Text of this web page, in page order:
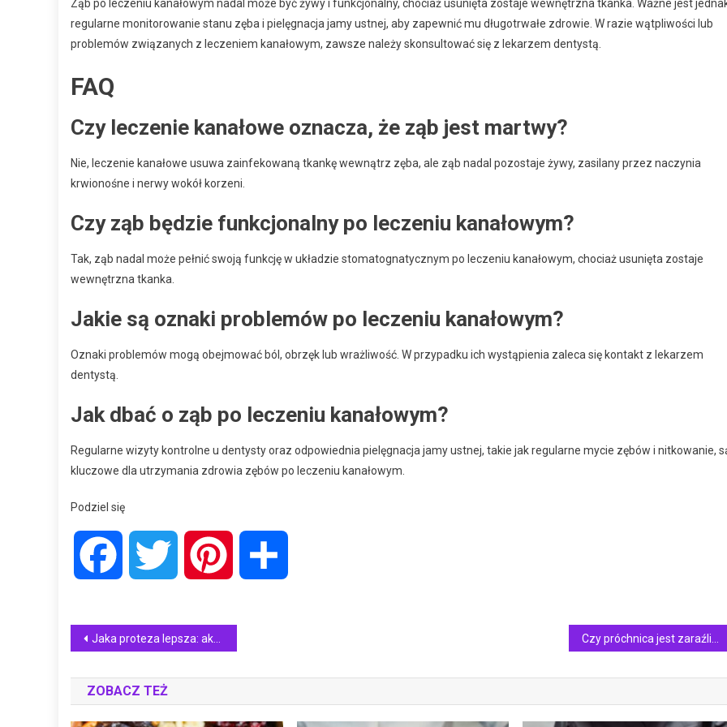
Ząb po leczeniu kanałowym nadal może być żywy i funkcjonalny, chociaż usunięta zostaje wewnętrzna tkanka. Ważne jest
regularne monitorowanie stanu zęba i pielęgnacja jamy ustnej, aby zapewnić mu długotrwałe zdrowie. W razie wątpliwości lub
problemów związanych z leczeniem kanałowym, zawsze należy skonsultować się z lekarzem dentystą.
FAQ
Czy leczenie kanałowe oznacza, że ząb jest martwy?
Nie, leczenie kanałowe usuwa zainfekowaną tkankę wewnątrz zęba, ale ząb nadal pozostaje żywy, zasilany przez naczynia
krwionośne i nerwy wokół korzeni.
Czy ząb będzie funkcjonalny po leczeniu kanałowym?
Tak, ząb nadal może pełnić swoją funkcję w układzie stomatognatycznym po leczeniu kanałowym, chociaż usunięta zostaje
wewnętrzna tkanka.
Jakie są oznaki problemów po leczeniu kanałowym?
Oznaki problemów mogą obejmować ból, obrzęk lub wrażliwość. W przypadku ich wystąpienia zaleca się kontakt z lekarzem
dentystą.
Jak dbać o ząb po leczeniu kanałowym?
Regularne wizyty kontrolne u dentysty oraz odpowiednia pielęgnacja jamy ustnej, takie jak regularne mycie zębów i nitkowanie,
kluczowe dla utrzymania zdrowia zębów po leczeniu kanałowym.
Podziel się
Facebook Twitter Pinterest
Nawigacja
wpisu
Jaka proteza lepsza: akrylowa czy szkieletowa? Czy próchnica jest zaraźliwa?
ZOBACZ TEŻ